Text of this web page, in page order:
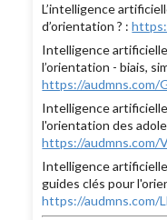
L’intelligence
d’orientation ? :
Intelligence
l’orientation - biais,
https://audmns.com/
Intelligence
l'orientation des
https://audmns.com/
Intelligence
guides clés pour
https://audmns.com/